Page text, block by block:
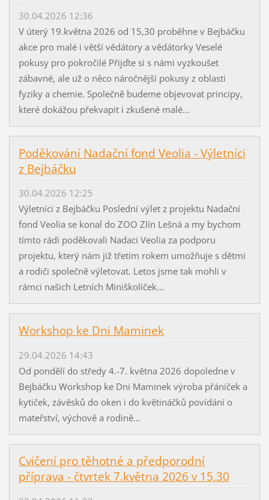
30.04.2026 12:36
V úterý 19.května 2026 od 15,30 proběhne v Bejbáčku
akce pro malé i větší vědátory a vědátorky Veselé
pokusy pro pokročilé Přijďte si s námi vyzkoušet
zábavné, ale už o něco náročnější pokusy z oblasti
fyziky a chemie. Společně budeme objevovat principy,
které dokážou překvapit i zkušené malé...
Poděkování Nadační fond Veolia - Výletníci
z Bejbáčku
30.04.2026 12:25
Výletníci z Bejbáčku Poslední výlet z projektu Nadační
fond Veolia se konal do ZOO Zlín Lešná a my bychom
tímto rádi poděkovali Nadaci Veolia za podporu
projektu, který nám již třetím rokem umožňuje s dětmi
a rodiči společně výletovat. Letos jsme tak mohli v
rámci našich Letních Miniškoliček...
Workshop ke Dni Maminek
29.04.2026 14:43
Od pondělí do středy 4.-7. května 2026 dopoledne v
Bejbáčku Workshop ke Dni Maminek výroba přáníček a
kytiček, závěsků do oken i do květináčků povídání o
mateřství, výchově a rodině...
Cvičení pro těhotné a předporodní
příprava - čtvrtek 7.května 2026 v 15,30